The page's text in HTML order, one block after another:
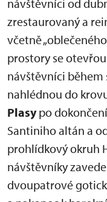
návštěvníci od
zrestaurovaný a
včetně
prostory se
návštěvníci
nahlédnou do
Plasypo
Santiniho altán a
prohlídkový okruh
návštěvníky
dvoupatrové